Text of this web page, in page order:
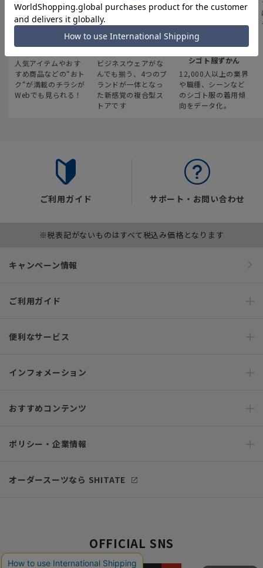
最新のお買い得情報
人気アイテムやおす
すめ商品などの“おト
ク“が満載のチラシが
Webでも見られる！
スーツスクエア
ビジネスウェアがな
んでも揃う、4つのブ
ランドが一体となっ
た新感覚の複合型ス
トアです
みんなの
シゴト服ずかん
12,000人以上の業界
や職種、シーンなど
のシゴト服の着用傾
向をデータ化。
ご利用ガイド サポート・お問い合わせ
※税表記がないものはすべて税込み価格となります
キャンペーン情報
ご利用ガイド
便利なサービス
インフォメーション
おすすめコンテンツ
ポリシー・企業情報
オーダースーツなら SHITATE
OFFICIAL SNS